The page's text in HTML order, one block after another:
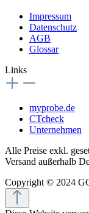
Impressum
Datenschutz
AGB
Glossar
Links
myprobe.de
CTcheck
Unternehmen
Alle Preise exkl.
Versand außerhalb
Copyright © 2024